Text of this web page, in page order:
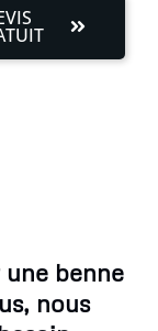
benne
nous